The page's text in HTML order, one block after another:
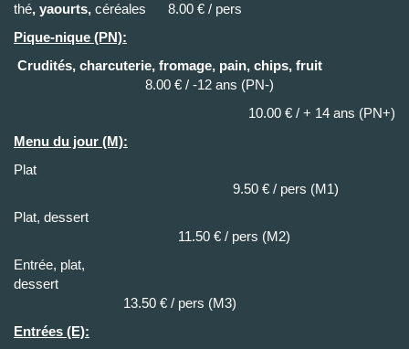
thé, yaourts, céréales 8.00 € / pers
Pique-nique (PN):
Crudités, charcuterie, fromage, pain, chips, fruit
8.00 € / -12 ans (PN-)
10.00 € / + 14 ans (PN+)
Menu du jour (M):
Plat
9.50 € / pers (M1)
Plat, dessert
11.50 € / pers (M2)
Entrée, plat,
dessert
13.50 € / pers (M3)
Entrées (E):